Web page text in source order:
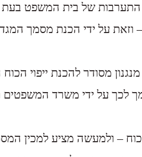
התערבות של בית המשפט
על ידי הכנת מסמך
מסודר להכנת ייפוי
לכך על ידי משרד המשפטים
– ולמעשה מציע למכין